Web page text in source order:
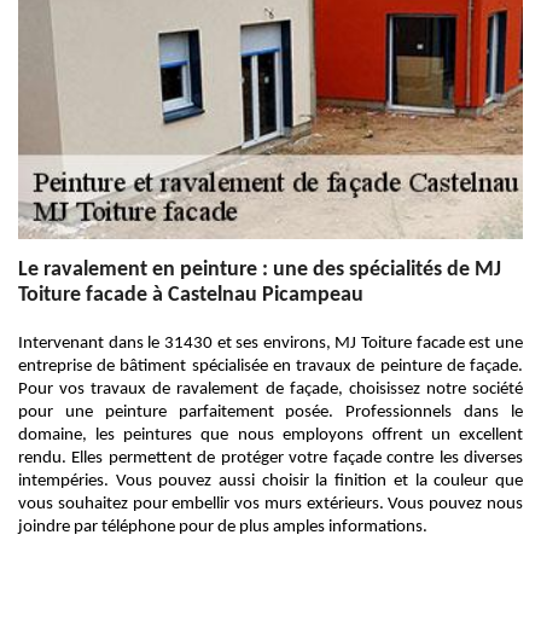
Le ravalement en peinture : une des spécialités de MJ
Toiture facade à Castelnau Picampeau
Intervenant dans le 31430 et ses environs, MJ Toiture facade est une
entreprise de bâtiment spécialisée en travaux de peinture de façade.
Pour vos travaux de ravalement de façade, choisissez notre société
pour une peinture parfaitement posée. Professionnels dans le
domaine, les peintures que nous employons offrent un excellent
rendu. Elles permettent de protéger votre façade contre les diverses
intempéries. Vous pouvez aussi choisir la finition et la couleur que
vous souhaitez pour embellir vos murs extérieurs. Vous pouvez nous
joindre par téléphone pour de plus amples informations.